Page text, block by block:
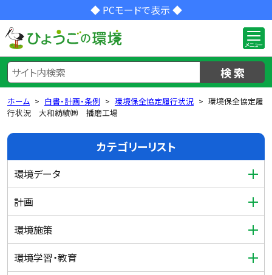
◆ PCモードで表示 ◆
検 索
ホーム 白書・計画・条例 環境保全協定履行状況
環境保全協定履
行状況 大和紡績㈱ 播磨工場
カテゴリーリスト
環境データ
計画
環境施策
環境学習・教育